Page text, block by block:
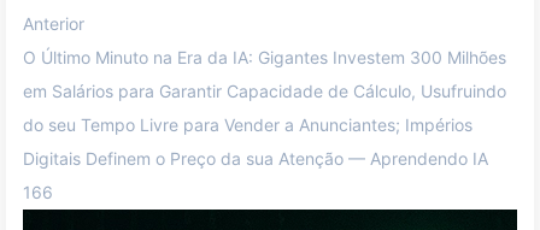
Anterior
O Último Minuto na Era da IA: Gigantes Investem 300 Milhões
em Salários para Garantir Capacidade de Cálculo, Usufruindo
do seu Tempo Livre para Vender a Anunciantes; Impérios
Digitais Definem o Preço da sua Atenção — Aprendendo IA
166